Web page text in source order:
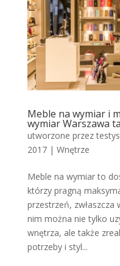
Meble na wymiar i
wymiar Warszawa
utworzone przez
2017| Wnętrze
Meble na wymiar to
którzy pragną
przestrzeń, zwłaszcza
nim można nie tylko
wnętrza, ale także
potrzeby i styl...